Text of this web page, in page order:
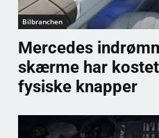
Bilbranchen
Mercedes
skærme har
fysiske knapper